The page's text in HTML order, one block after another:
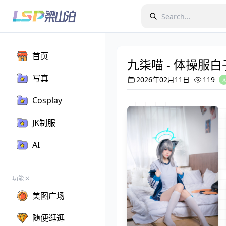
首页
写真
Cosplay
JK制服
AI
功能区
美图广场
随便逛逛
九柒喵 - 体操服白
2026年02月11日 119